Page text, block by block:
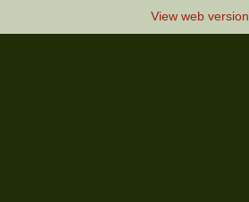
View web version